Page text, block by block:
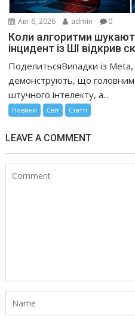
Авг 6, 2026 admin 0
Коли алгоритми
інцидент із ШІ відкрив
ПоделитьсяВипадки із
демонструють, що головним
штучного інтелекту, а...
Новини Світ Статті
LEAVE A COMMENT